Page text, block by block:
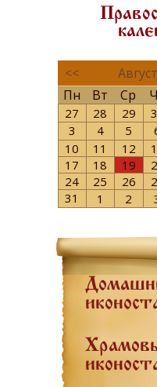
<<
Пн
Вт Ср
27 28 29
3
4 5
10
11 12
17
18 19
24
25 26
31
1 2